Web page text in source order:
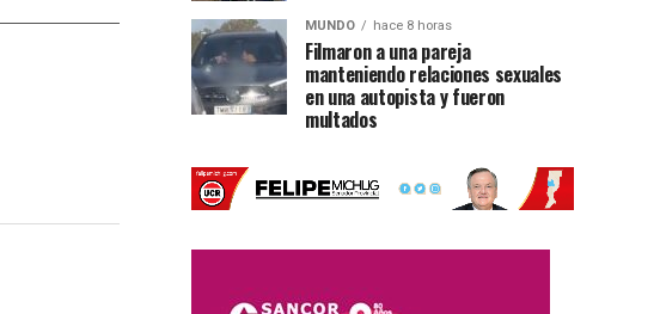
MUNDO hace 8 horas
Filmaron a una pareja
manteniendo relaciones sexuales
en una autopista y fueron
multados